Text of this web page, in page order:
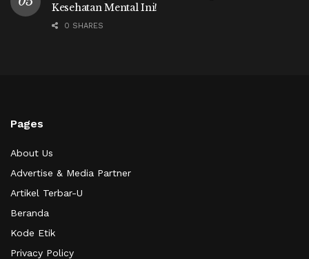
Kesehatan Mental Ini!
0 SHARES
Pages
About Us
Advertise & Media Partner
Artikel Terbar-U
Beranda
Kode Etik
Privacy Policy